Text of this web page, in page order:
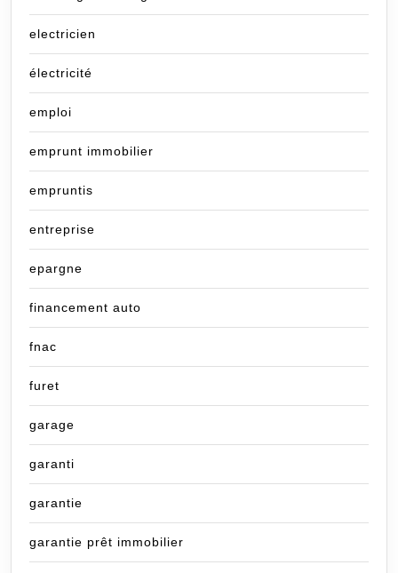
electricien
électricité
emploi
emprunt immobilier
empruntis
entreprise
epargne
financement auto
fnac
furet
garage
garanti
garantie
garantie prêt immobilier